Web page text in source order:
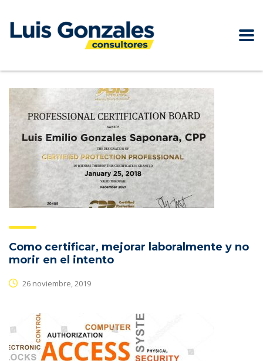
Como certificar, mejorar laboralmente y no
morir en el intento
26 noviembre, 2019